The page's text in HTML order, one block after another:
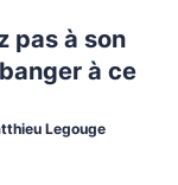
pas à son
à ce
Legouge